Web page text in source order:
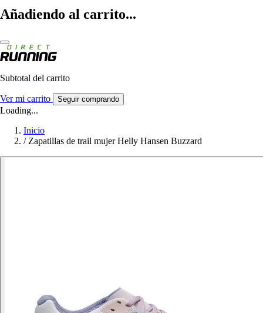
Añadiendo al carrito...
Subtotal del carrito
Ver mi carrito Seguir comprando
Loading...
Inicio
/ Zapatillas de trail mujer Helly Hansen Buzzard